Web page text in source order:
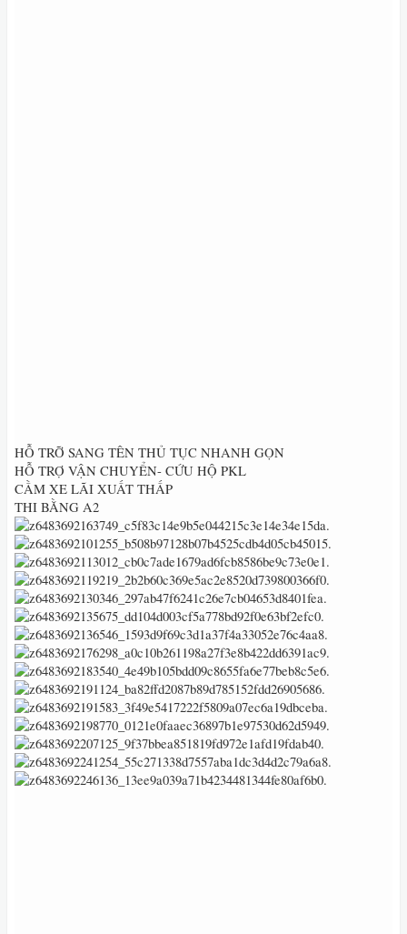
HỖ TRỠ SANG TÊN THỦ TỤC NHANH GỌN
HỖ TRỢ VẬN CHUYỂN- CỨU HỘ PKL
CẦM XE LÃI XUẤT THẤP
THI BẰNG A2